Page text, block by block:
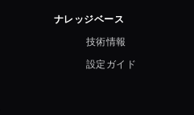
ナレッジベース
技術情報
設定ガイド